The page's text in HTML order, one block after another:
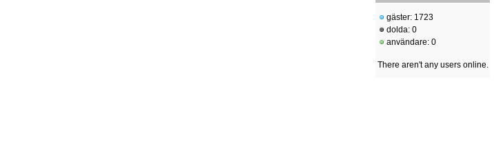
gäster: 1723
dolda: 0
användare: 0
There aren't any users online.